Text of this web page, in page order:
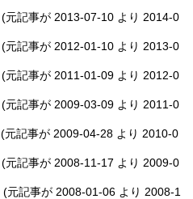
(元記事が 2013-07-10 より 2014-0
(元記事が 2012-01-10 より 2013-0
(元記事が 2011-01-09 より 2012-0
(元記事が 2009-03-09 より 2011-0
(元記事が 2009-04-28 より 2010-0
(元記事が 2008-11-17 より 2009-0
(元記事が 2008-01-06 より 2008-1